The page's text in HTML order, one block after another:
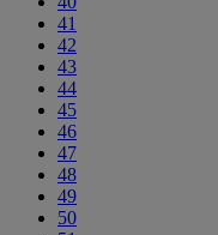
41
42
43
44
45
46
47
48
49
50